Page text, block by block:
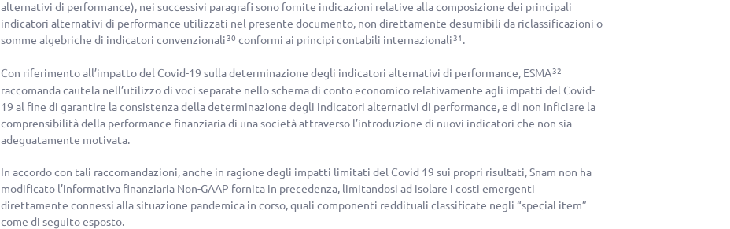
alternativi di performance), nei successivi paragrafi sono fornite indicazioni relative alla composizione dei principali
indicatori alternativi di performance utilizzati nel presente documento, non direttamente desumibili da riclassificazioni o
somme algebriche di indicatori convenzionali 30 conformi ai principi contabili internazionali 31 .
Con riferimento all’impatto del Covid-19 sulla determinazione degli indicatori alternativi di performance, ESMA32
raccomanda cautela nell’utilizzo di voci separate nello schema di conto economico relativamente agli impatti del Covid-
19 al fine di garantire la consistenza della determinazione degli indicatori alternativi di performance, e di non inficiare la
comprensibilità della performance finanziaria di una società attraverso l’introduzione di nuovi indicatori che non sia
adeguatamente motivata.
In accordo con tali raccomandazioni, anche in ragione degli impatti limitati del Covid 19 sui propri risultati, Snam non ha
modificato l’informativa finanziaria Non-GAAP fornita in precedenza, limitandosi ad isolare i costi emergenti
direttamente connessi alla situazione pandemica in corso, quali componenti reddituali classificate negli “special item”
come di seguito esposto.